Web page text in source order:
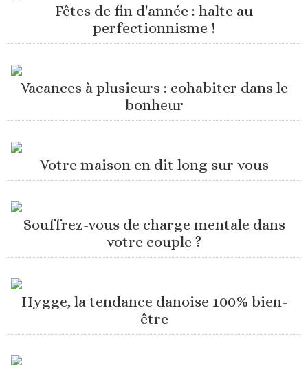
Fêtes de fin d'année : halte au
perfectionnisme !
Vacances à plusieurs : cohabiter dans le
bonheur
Votre maison en dit long sur vous
Souffrez-vous de charge mentale dans
votre couple ?
Hygge, la tendance danoise 100% bien-
être